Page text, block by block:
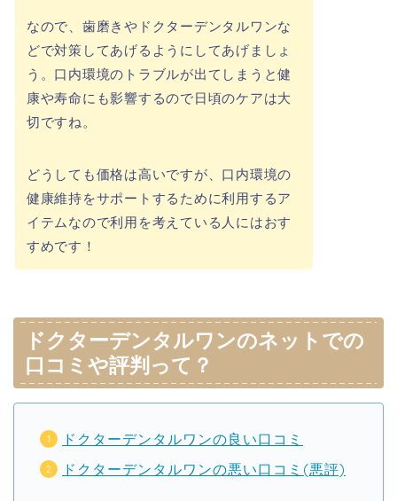
なので、歯磨きやドクターデンタルワンな
どで対策してあげるようにしてあげましょ
う。口内環境のトラブルが出てしまうと健
康や寿命にも影響するので日頃のケアは大
切ですね。
どうしても価格は高いですが、口内環境の
健康維持をサポートするために利用するア
イテムなので利用を考えている人にはおす
すめです！
ドクターデンタルワンのネットでの
口コミや評判って？
ドクターデンタルワンの良い口コミ
ドクターデンタルワンの悪い口コミ(悪評)